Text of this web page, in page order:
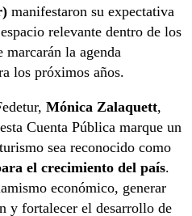
manifestaron su expectativa
relevante dentro de los
la agenda
los próximos años.
Mónica Zalaquett,
Cuenta Pública marque un
sea reconocido como
el crecimiento del país.
económico, generar
y fortalecer el desarrollo de